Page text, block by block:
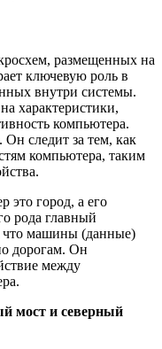
размещенных на
ключевую роль в
внутри системы.
характеристики,
компьютера.
Он следит за тем, как
компьютера, таким
это город, а его
рода главный
что машины (данные)
дорогам. Он
между
мост и северный